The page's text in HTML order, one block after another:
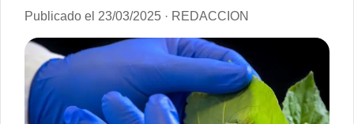
Publicado el 23/03/2025 · REDACCION